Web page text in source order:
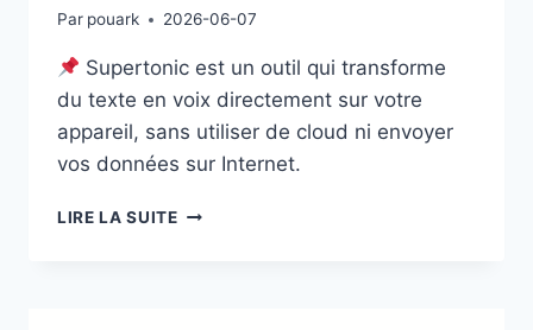
Par pouark 2026-06-07
Supertonic est un outil qui transforme
du texte en voix directement sur votre
appareil, sans utiliser de cloud ni envoyer
vos données sur Internet.
LIRE LA SUITESUPERTONIC